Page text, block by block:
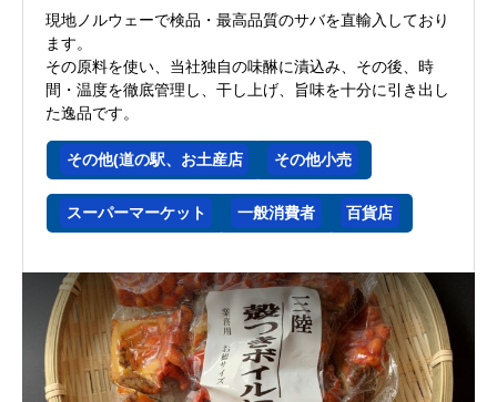
現地ノルウェーで検品・最高品質のサバを直輸入しており
ます。
その原料を使い、当社独自の味醂に漬込み、その後、時
間・温度を徹底管理し、干し上げ、旨味を十分に引き出し
た逸品です。
その他(道の駅、お土産店 その他小売
スーパーマーケット 一般消費者 百貨店